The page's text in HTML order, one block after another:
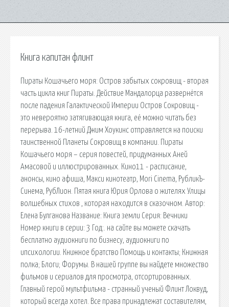
Книга капитан флинт
Пираты Кошачьего моря: Остров забытых сокровищ - вторая
часть цикла книг Пираты. Действие Мандалорца развернётся
после падения Галактической Империи Остров Сокровищ -
это невероятно затягивающая книга, её можно читать без
перерыва. 16-летний Джим Хоукинс отправляется на поиски
таинственной Планеты Сокровищ в компании. Пираты
Кошачьего моря – серия повестей, придуманных Аней
Амасовой и иллюстрированных. Кино11 - расписание,
анонсы, кино афиша, Макси кинотеатр, Mori Cinema, РубликЪ-
Синема, РубЛион. Пятая книга Юрия Орлова о жителях Улицы
волшебных стихов , которая находится в сказочном. Автор:
Елена Булганова Название: Книга земли Серия: Вечники
Номер книги в серии: 3 Год:. на сайте вы можете скачать
бесплатно аудиокниги по бизнесу, аудиокниги по
ипсихологии. Книжное братство Помощь и контакты; Книжная
полка; Блоги; Форумы. В нашей группе вы найдете множество
фильмов и сериалов для просмотра, отсортированных.
Главный герой мультфильма - странный ученый Флинт Локвуд,
который всегда хотел. Все права принадлежат составителям,